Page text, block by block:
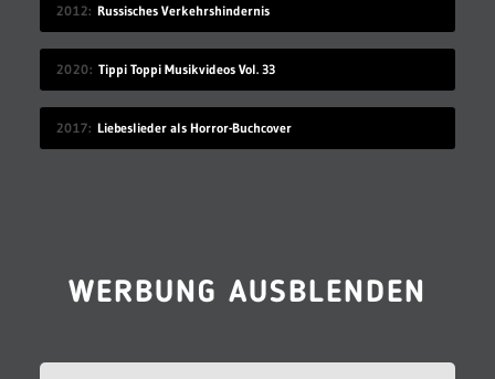
2012 Russisches Verkehrshindernis
2020 Tippi Toppi Musikvideos Vol. 33
2017 Liebeslieder als Horror-Buchcover
WERBUNG AUSBLENDEN